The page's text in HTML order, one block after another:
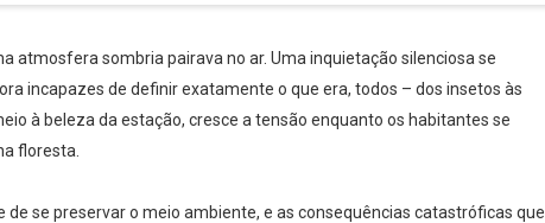
atmosfera sombria pairava no ar. Uma inquietação silenciosa se
incapazes de definir exatamente o que era, todos – dos insetos às
à beleza da estação, cresce a tensão enquanto os habitantes se
floresta.
se preservar o meio ambiente, e as consequências catastróficas que